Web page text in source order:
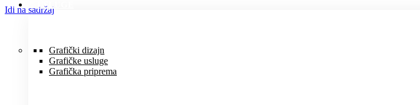
Idi na sadržajUSLUGE
Grafički dizajn
Grafičke usluge
Grafička priprema